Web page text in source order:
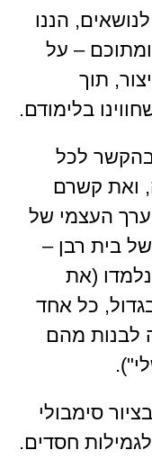
הננו
– על
תוך
בלימודם.
לכל
ואת קשרם
העצמי של
של בית רבן –
(את
כל אחד
לבנות מהם
סימבולי
חסדים.